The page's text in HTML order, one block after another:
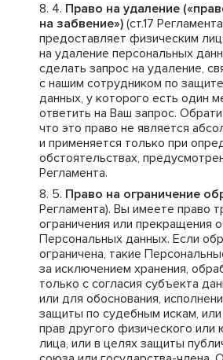
Право на удаление
на забвение») (ст.17
предоставляет физическим
на удаление персональных
сделать запрос на удаление,
с нашим сотрудником по
данных, у которого есть один
ответить на Ваш запрос.
что это право не является
и применяется только при
обстоятельствах,
Регламента.
Право на ограничение
Регламента). Вы имеете право
ограничения или прекращения
Персональных данных. Если
ограничена, такие
за исключением хранения,
только с согласия субъекта
или для обоснования,
защиты по судебным искам,
прав другого физического или
лица, или в целях защиты